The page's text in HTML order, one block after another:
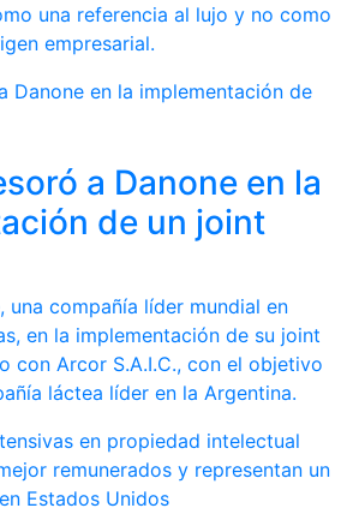
una referencia al lujo y no como
empresarial.
a Danone en la
de un joint
una compañía líder mundial en
en la implementación de su joint
con Arcor S.A.I.C., con el objetivo
láctea líder en la Argentina.